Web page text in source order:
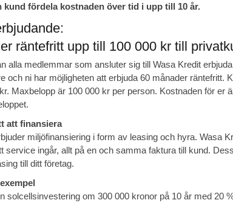
kund fördela kostnaden över tid i upp till 10 år.
räntefritt upp till 100 000 kr till
alla medlemmar som ansluter sig till Wasa Kredit
och ni har möjligheten att erbjuda 60 månader räntefritt.
Maxbelopp är 100 000 kr per person. Kostnaden för er
att finansiera
miljöfinansiering i form av leasing och hyra. Wasa
service ingår, allt på en och samma faktura till kund.
till ditt företag.
solcellsinvestering om 300 000 kronor på 10 år med 20